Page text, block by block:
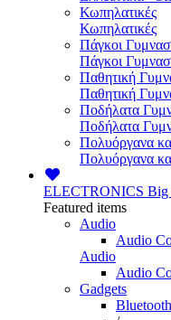
Κωπηλατικές
Κωπηλατικές
Πάγκοι
Πάγκοι
Παθητική
Παθητική
Ποδήλατα
Ποδήλατα
Πολυόργανα
Πολυόργανα
ELECTRONICS Big
Featured items
Audio
Audio
Audio
Audio
Gadgets
Bluetooth